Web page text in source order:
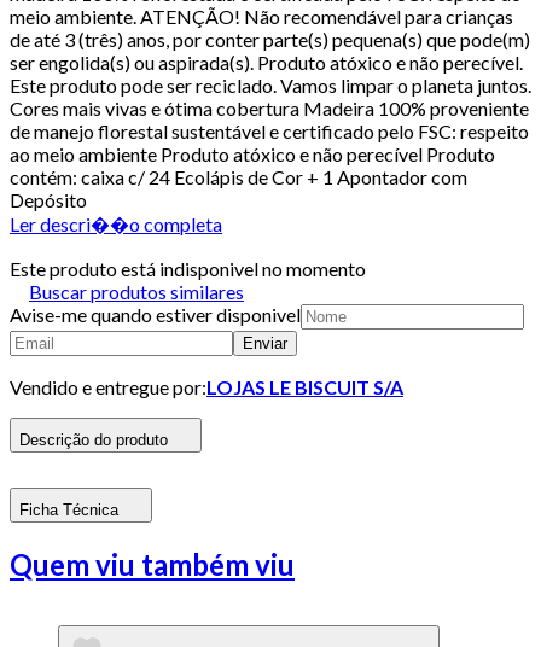
meio ambiente. ATENÇÃO! Não recomendável para crianças
de até 3 (três) anos, por conter parte(s) pequena(s) que pode(m)
ser engolida(s) ou aspirada(s). Produto atóxico e não perecível.
Este produto pode ser reciclado. Vamos limpar o planeta juntos.
Cores mais vivas e ótima cobertura Madeira 100% proveniente
de manejo florestal sustentável e certificado pelo FSC: respeito
ao meio ambiente Produto atóxico e não perecível Produto
contém: caixa c/ 24 Ecolápis de Cor + 1 Apontador com
Depósito
Ler descri��o completa
Este produto está indisponivel no momento
Buscar produtos similares
Avise-me quando estiver disponivel
Enviar
Vendido e entregue por:LOJAS LE BISCUIT S/A
Descrição do produto
Ficha Técnica
Quem viu também viu